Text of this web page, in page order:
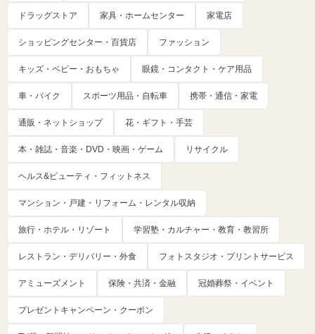
ドラッグストア 家具・ホームセンター 家電店
ショッピングセンター・百貨店 ファッション
キッズ・ベビー・おもちゃ 眼鏡・コンタクト・ケア用品
車・バイク スポーツ用品・自転車 携帯・通信・家電
通販・ネットショップ 花・ギフト・手芸
本・雑誌・音楽・DVD・映画・ゲーム リサイクル
ヘルス&ビューティ・フィットネス
マンション・戸建・リフォーム・レンタル収納
旅行・ホテル・リゾート 学習塾・カルチャー・教育・教習所
レストラン・デリバリー・外食 フォトスタジオ・プリントサービス
アミューズメント 保険・共済・金融 冠婚葬祭・イベント
プレゼントキャンペーン・クーポン